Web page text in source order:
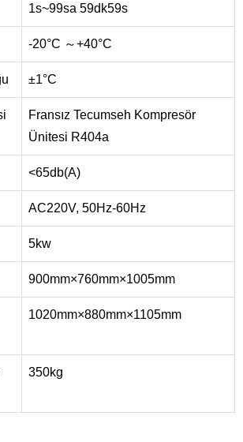
1s~99sa 59dk59s
-20°C ～+40°C
±1°C
Fransız Tecumseh Kompresör
Ünitesi R404a
<65db(A)
AC220V, 50Hz-60Hz
5kw
900mm×760mm×1005mm
1020mm×880mm×1105mm
350kg